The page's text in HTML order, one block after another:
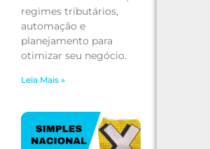
regimes tributários,
automação e
planejamento para
otimizar seu negócio.
Leia Mais »